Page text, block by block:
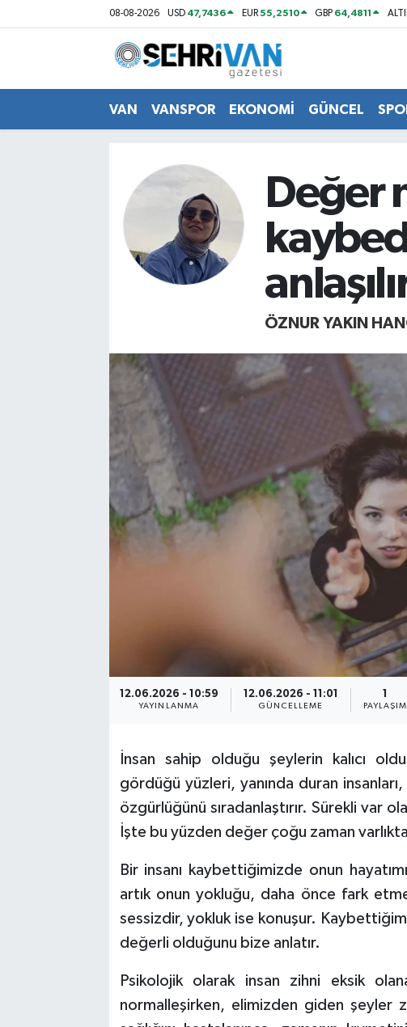
08-08-2026 USD 47,7436 EUR55,2510 GBP 64,4811
VAN VANSPOR EKONOMİ GÜNCEL
Değer
ÖZNUR YAKIN
12.06.2026 - 10:59
YAYINLANMA
12.06.2026 - 11:01
GÜNCELLEME PAYLAŞIM
İnsan sahip olduğu şeylerin kalıcı
gördüğü yüzleri, yanında duran insanları,
özgürlüğünü sıradanlaştırır. Sürekli var
İşte bu yüzden değer çoğu zaman
Bir insanı kaybettiğimizde onun
artık onun yokluğu, daha önce fark
sessizdir, yokluk ise konuşur.
değerli olduğunu bize anlatır.
Psikolojik olarak insan zihni eksik
normalleşirken, elimizden giden şeyler
Van Nöbetçi Eczaneler
Van Hava Durumu
Van Trafik Yoğunluk Haritası
Süper Lig Puan Durumu ve Fikstür
Tüm Manşetler